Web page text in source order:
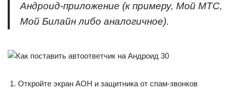
Андроид-приложение (к примеру, Мой МТС,
Мой Билайн либо аналогичное).
Откройте экран АОН и защитника от спам-звонков